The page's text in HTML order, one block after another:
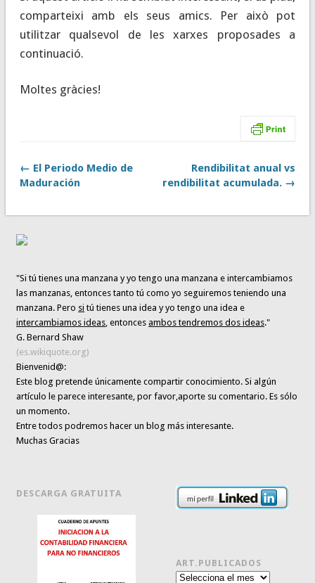
comparteixi amb els seus amics. Per això pot
utilitzar qualsevol de les xarxes proposades a
continuació.
Moltes gràcies!
← El Periodo Medio de
Maduración
Rendibilitat anual vs
rendibilitat acumulada. →
"Si tú tienes una manzana y yo tengo una manzana e intercambiamos
las manzanas, entonces tanto tú como yo seguiremos teniendo una
manzana. Pero si tú tienes una idea y yo tengo una idea e
intercambiamos ideas , entoncesambos tendremos dos ideas."
G. Bernard Shaw
(es.wikiquote.org)
Bienvenid@:
Este blog pretende únicamentecompartir conocimiento. Si algún
artículo le parece interesante,por favor,aporte su comentario. Es sólo
un momento.
Entre todos podremos hacer un blog más interesante.
Muchas Gracias
DESCARGA GRATUITA
ART.PUBLICADOS
Art.publicados